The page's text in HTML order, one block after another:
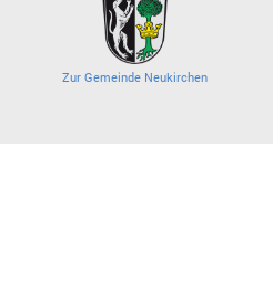
Zur Gemeinde Neukirchen